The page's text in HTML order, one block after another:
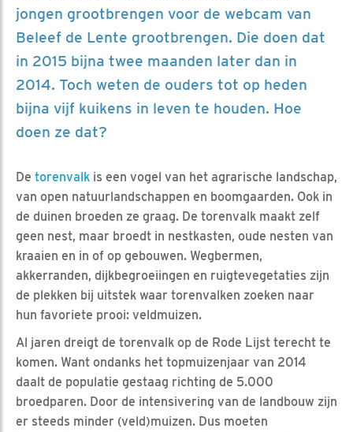
jongen grootbrengen voor de webcam van
Beleef de Lente grootbrengen. Die doen dat
in 2015 bijna twee maanden later dan in
2014. Toch weten de ouders tot op heden
bijna vijf kuikens in leven te houden. Hoe
doen ze dat?
De torenvalk is een vogel van het agrarische landschap,
van open natuurlandschappen en boomgaarden. Ook in
de duinen broeden ze graag. De torenvalk maakt zelf
geen nest, maar broedt in nestkasten, oude nesten van
kraaien en in of op gebouwen. Wegbermen,
akkerranden, dijkbegroeiingen en ruigtevegetaties zijn
de plekken bij uitstek waar torenvalken zoeken naar
hun favoriete prooi: veldmuizen.
Al jaren dreigt de torenvalk op de Rode Lijst terecht te
komen. Want ondanks het topmuizenjaar van 2014
daalt de populatie gestaag richting de 5.000
broedparen. Door de intensivering van de landbouw zijn
er steeds minder (veld)muizen. Dus moeten